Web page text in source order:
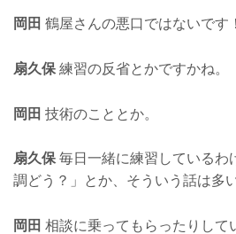
岡田 鶴屋さんの悪口ではないです！
扇久保 練習の反省とかですかね。
岡田 技術のこととか。
扇久保 毎日一緒に練習しているわ
調どう？」とか、そういう話は多
岡田 相談に乗ってもらったりして